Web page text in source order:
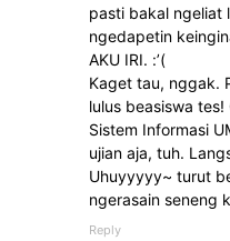
pasti bakal ngeliat
ngedapetin
AKU IRI. :’(
Kaget tau, nggak.
lulus beasiswa tes!
Sistem Informasi
ujian aja, tuh.
Uhuyyyyy~ turut
ngerasain seneng
Reply